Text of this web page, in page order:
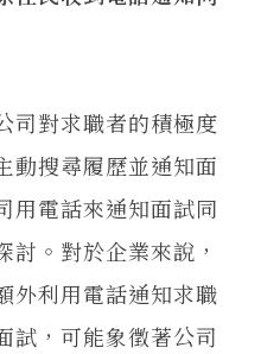
司對求職者的積極度
動搜尋履歷並通知面
用電話來通知面試同
討。對於企業來說，
外利用電話通知求職
試，可能象徵著公司